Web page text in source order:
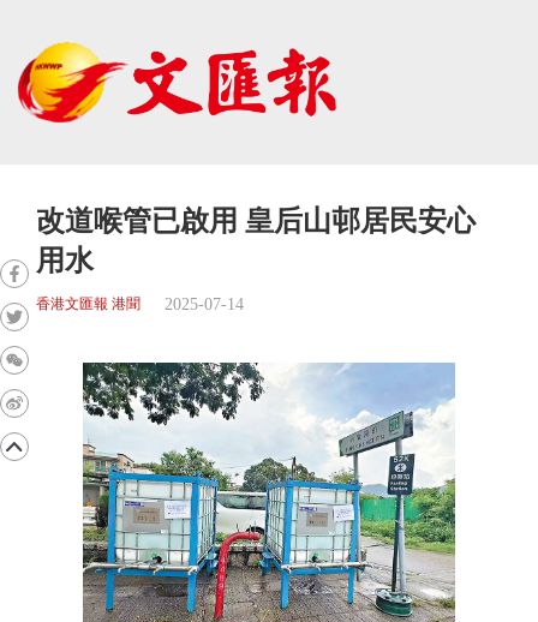
改道喉管已啟用 皇后山邨居民安心
用水
香港文匯報 港聞 2025-07-14